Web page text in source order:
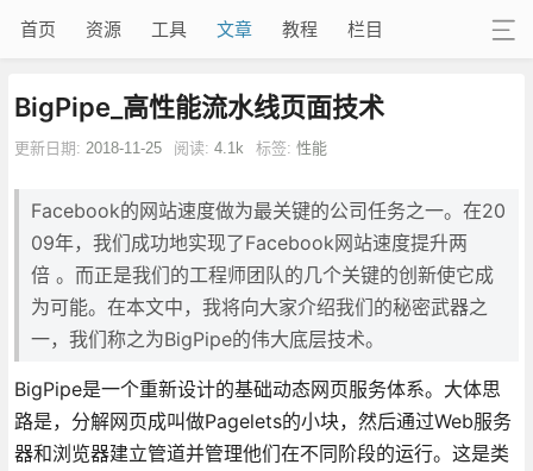
首页 资源 工具 文章 教程 栏目
BigPipe_高性能流水线页面技术
更新日期: 2018-11-25 阅读: 4.1k 标签: 性能
Facebook的网站速度做为最关键的公司任务之一。在20
09年，我们成功地实现了Facebook网站速度提升两
倍 。而正是我们的工程师团队的几个关键的创新使它成
为可能。在本文中，我将向大家介绍我们的秘密武器之
一，我们称之为BigPipe的伟大底层技术。
BigPipe是一个重新设计的基础动态网页服务体系。大体思
路是，分解网页成叫做Pagelets的小块，然后通过Web服务
器和浏览器建立管道并管理他们在不同阶段的运行。这是类